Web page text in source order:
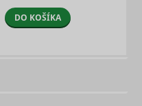
DO KOŠÍKA